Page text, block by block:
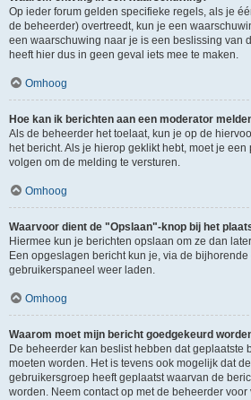
Op ieder forum gelden specifieke regels, als je
de beheerder) overtreedt, kun je een
een waarschuwing naar je is een beslissing van
heeft hier dus in geen geval iets mee te maken.
Omhoog
Hoe kan ik berichten aan een moderator
Als de beheerder het toelaat, kun je op de
het bericht. Als je hierop geklikt hebt, moet je
volgen om de melding te versturen.
Omhoog
Waarvoor dient de "Opslaan"-knop bij het
Hiermee kun je berichten opslaan om ze dan
Een opgeslagen bericht kun je, via de bijhorende
gebruikerspaneel weer laden.
Omhoog
Waarom moet mijn bericht goedgekeurd
De beheerder kan beslist hebben dat geplaatste
moeten worden. Het is tevens ook mogelijk dat
gebruikersgroep heeft geplaatst waarvan de
worden. Neem contact op met de beheerder